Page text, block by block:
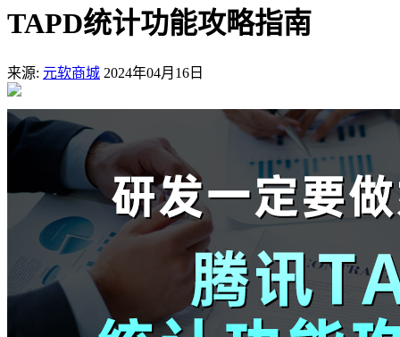
TAPD统计功能攻略指南
来源: 元软商城 2024年04月16日